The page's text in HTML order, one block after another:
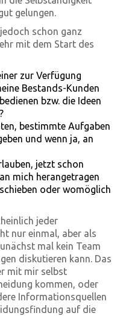
gelungen.
schon ganz
mit dem Start des
zur Verfügung
Bestands-Kunden
bzw. die Ideen
bestimmte Aufgaben
und wenn ja, an
jetzt schon
mich herangetragen
oder womöglich
jeder
nur einmal, aber als
mal kein Team
diskutieren kann. Das
mit mir selbst
kommen, oder
Informationsquellen
auf die